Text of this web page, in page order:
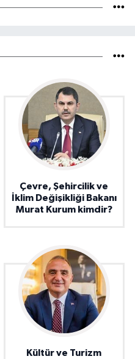
Çevre, Şehircilik ve
İklim Değişikliği Bakanı
Murat Kurum kimdir?
Kültür ve Turizm